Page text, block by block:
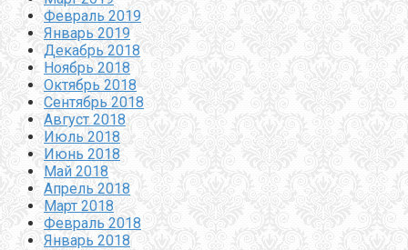
Февраль 2019
Январь 2019
Декабрь 2018
Ноябрь 2018
Октябрь 2018
Сентябрь 2018
Август 2018
Июль 2018
Июнь 2018
Май 2018
Апрель 2018
Март 2018
Февраль 2018
Январь 2018